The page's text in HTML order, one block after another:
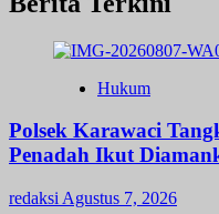
Hukum
Polsek Karawaci
Penadah Ikut
redaksi Agustus 7, 2026